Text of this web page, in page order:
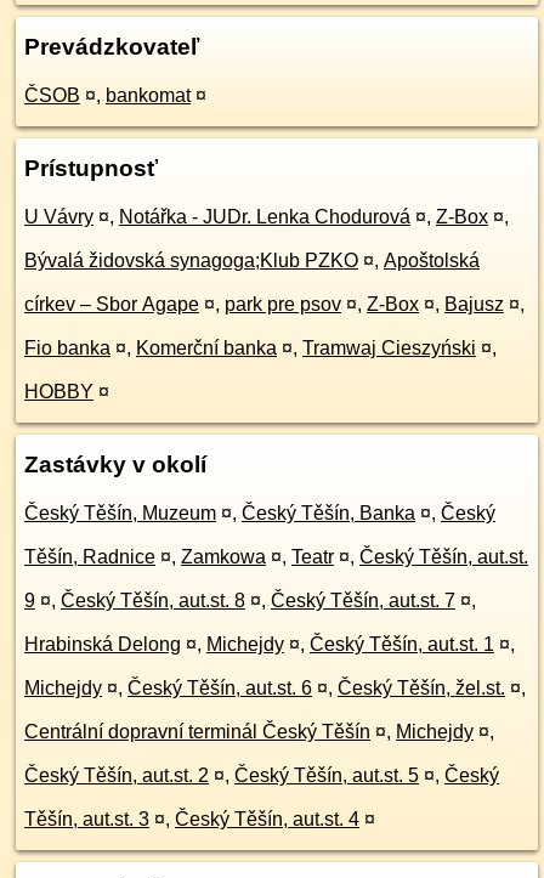
Prevádzkovateľ
ČSOB ¤, bankomat ¤
Prístupnosť
U Vávry ¤, Notářka - JUDr. Lenka Chodurová ¤, Z-Box ¤,
Bývalá židovská synagoga;Klub PZKO ¤, Apoštolská
církev – Sbor Agape ¤, park pre psov ¤, Z-Box ¤, Bajusz ¤,
Fio banka ¤, Komerční banka ¤, Tramwaj Cieszyński ¤,
HOBBY ¤
Zastávky v okolí
Český Těšín, Muzeum ¤, Český Těšín, Banka ¤, Český
Těšín, Radnice ¤, Zamkowa ¤, Teatr ¤, Český Těšín, aut.st.
9 ¤, Český Těšín, aut.st. 8 ¤, Český Těšín, aut.st. 7 ¤,
Hrabinská Delong ¤, Michejdy ¤, Český Těšín, aut.st. 1 ¤,
Michejdy ¤, Český Těšín, aut.st. 6 ¤, Český Těšín, žel.st. ¤,
Centrální dopravní terminál Český Těšín ¤, Michejdy ¤,
Český Těšín, aut.st. 2 ¤, Český Těšín, aut.st. 5 ¤, Český
Těšín, aut.st. 3 ¤, Český Těšín, aut.st. 4 ¤